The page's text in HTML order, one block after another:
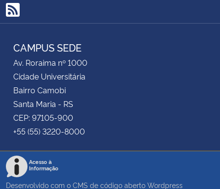
RSS
CAMPUS SEDE
Av. Roraima nº 1000
Cidade Universitária
Bairro Camobi
Santa Maria - RS
CEP: 97105-900
+55 (55) 3220-8000
Acesso à
Informação
Desenvolvido com o CMS de código aberto Wordpress